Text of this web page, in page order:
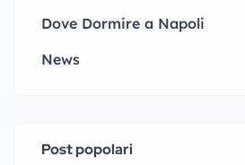
Dove Dormire a Napoli
News
Post popolari